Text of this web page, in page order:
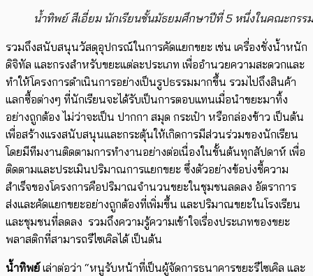
น้ำทิพย์ สีเอี่ยม นักเรียนชั้นมัธยมศึกษาปีที่ 5 หนึ่งในคณะกรรม
รวมถึงสนับสนุนวัสดุอุปกรณ์ในการคัดแยกขยะ เช่น เครื่องชั่งน้ำหนัก
ดิจิทัล และกรงสำหรับขยะแต่ละประเภท เพื่ออำนวยความสะดวกและ
ทำให้โครงการดำเนินการอย่างเป็นรูปธรรมมากขึ้น รวมไปถึงสินค้า
แลกซื้อต่างๆ ที่นักเรียนจะได้รับเป็นการตอบแทนเมื่อนำขยะมาทิ้ง
อย่างถูกต้อง ไม่ว่าจะเป็น ปากกา สมุด กระเป๋า หรือกล่องข้าว เป็นต้น
เพื่อสร้างแรงสนับสนุนและกระตุ้นให้เกิดการมีส่วนร่วมของนักเรียน
โดยมีทีมงานติดตามการทำงานอย่างต่อเนื่องในขั้นต้นทุกสัปดาห์ เพื่อ
ติดตามและประเมินปริมาณการแยกขยะ ซึ่งตัวอย่างข้อบ่งชี้ความ
สำเร็จของโครงการคือปริมาณจำนวนขยะในชุมชนลดลง อัตราการ
ส่งและคัดแยกขยะอย่างถูกต้องที่เพิ่มขึ้น และปริมาณขยะในโรงเรียน
และชุมชนที่ลดลง รวมถึงความรู้ความเข้าใจเรื่องประเภทของขยะ
พลาสติกที่สามารถรีไซเคิลได้ เป็นต้น
น้ำทิพย์เล่าต่อว่า “หนูรับหน้าที่เป็นผู้จัดการธนาคารขยะรีไซเคิล และ